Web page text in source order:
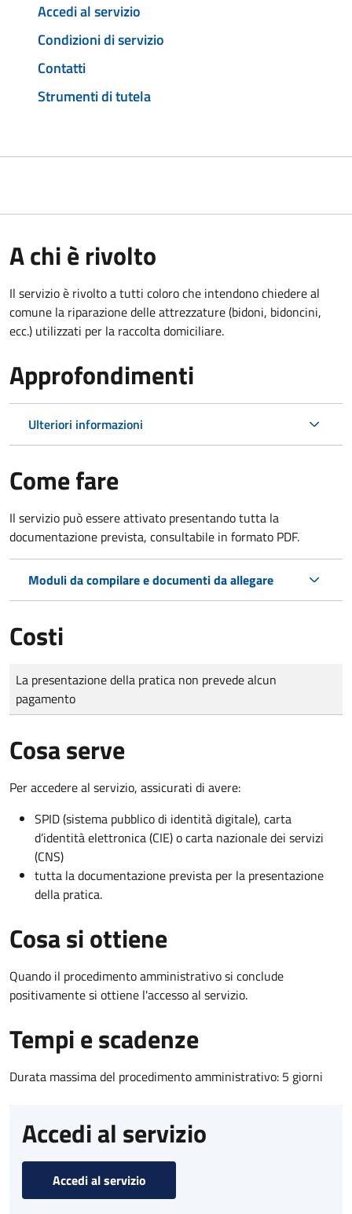
Accedi al servizio
Condizioni di servizio
Contatti
Strumenti di tutela
A chi è rivolto
Il servizio è rivolto a tutti coloro che intendono chiedere al
comune la riparazione delle attrezzature (bidoni, bidoncini,
ecc.) utilizzati per la raccolta domiciliare.
Approfondimenti
Ulteriori informazioni
Come fare
Il servizio può essere attivato presentando tutta la
documentazione prevista, consultabile in formato PDF.
Moduli da compilare e documenti da allegare
Costi
Tipo di pagamento
Importo
La presentazione della pratica non prevede alcun
pagamento
Cosa serve
Per accedere al servizio, assicurati di avere:
SPID (sistema pubblico di identità digitale), carta
d’identità elettronica (CIE) o carta nazionale dei servizi
(CNS)
tutta la documentazione prevista per la presentazione
della pratica.
Cosa si ottiene
Quando il procedimento amministrativo si conclude
positivamente si ottiene l'accesso al servizio.
Tempi e scadenze
Durata massima del procedimento amministrativo: 5 giorni
Accedi al servizio
Accedi al servizio